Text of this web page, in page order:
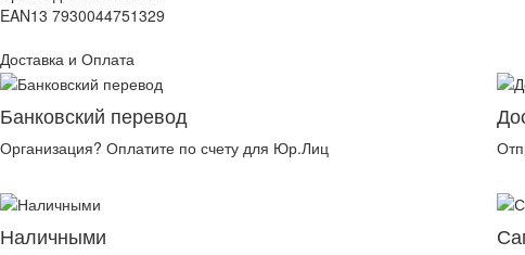
EAN13 7930044751329
Доставка и Оплата
Банковский перевод
Организация? Оплатите по счету для Юр.Лиц
Наличными